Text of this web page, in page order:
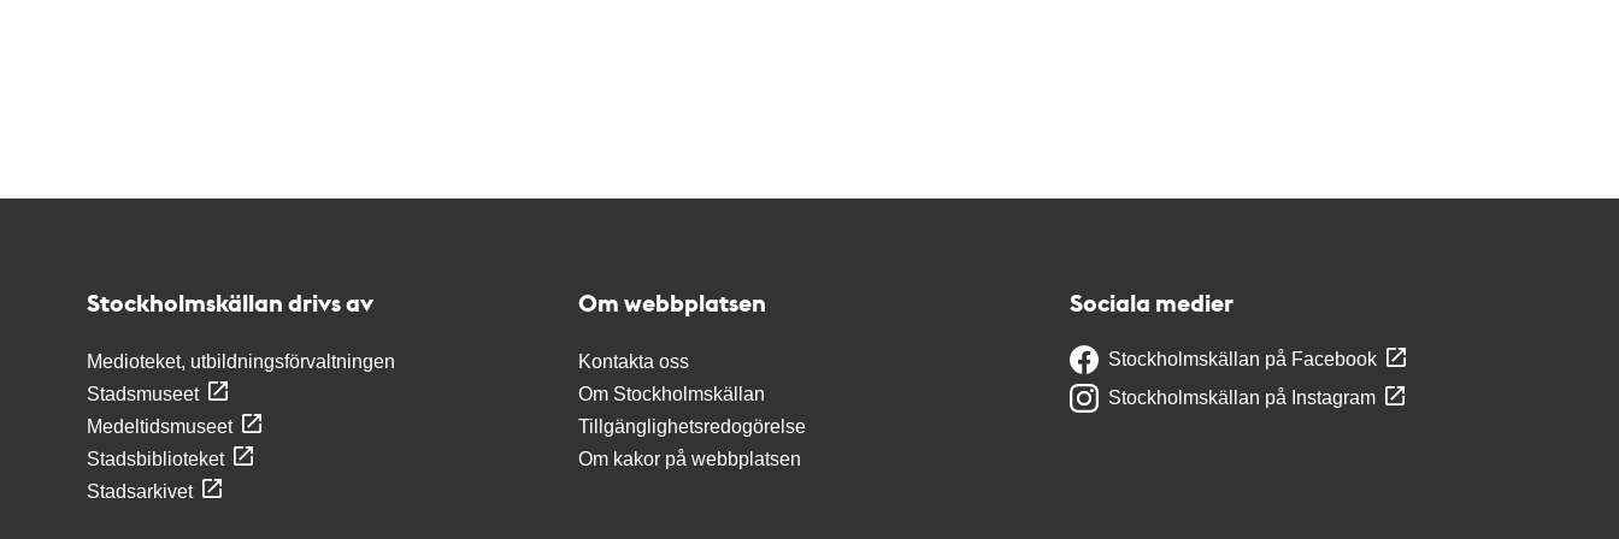
Stockholmskällan drivs av
Medioteket, utbildningsförvaltningen
Stadsmuseet
Medeltidsmuseet
Stadsbiblioteket
Stadsarkivet
Om webbplatsen
Kontakta oss
Om Stockholmskällan
Tillgänglighetsredogörelse
Om kakor på webbplatsen
Sociala medier
Stockholmskällan på Facebook
Stockholmskällan på Instagram